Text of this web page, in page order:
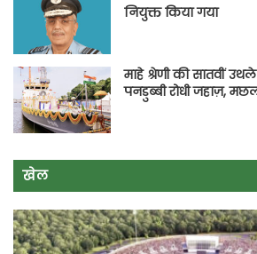
नियुक्त किया गया
माहे श्रेणी की सातवीं
पनडुब्बी रोधी जहाज़,
खेल